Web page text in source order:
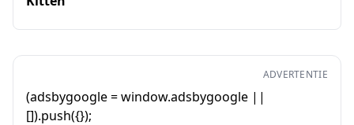
ADVERTENTIE
(adsbygoogle = window.adsbygoogle ||
[]).push({});